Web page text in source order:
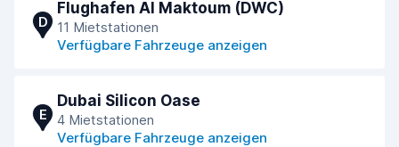
D
Flughafen Al Maktoum (DWC)
11 Mietstationen
Verfügbare Fahrzeuge anzeigen
E
Dubai Silicon Oase
4 Mietstationen
Verfügbare Fahrzeuge anzeigen